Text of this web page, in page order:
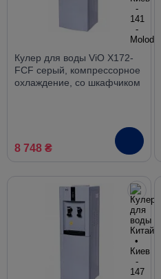
Кулер для воды ViO X172-
FCF серый, компрессорное
охлаждение, со шкафчиком
8 748 ₴